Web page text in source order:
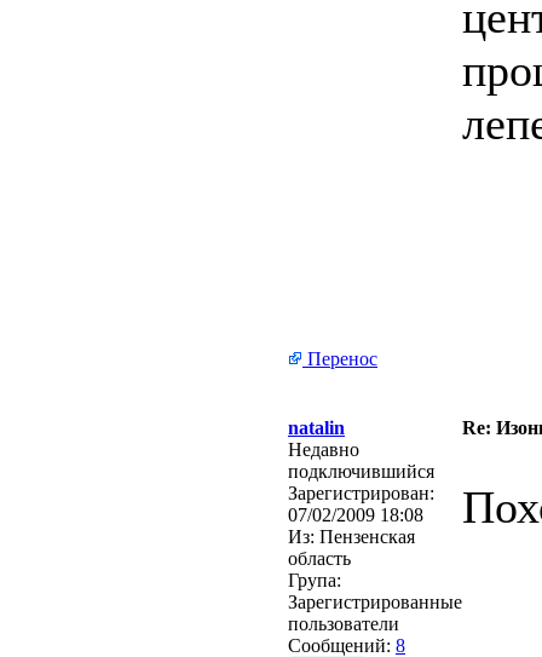
Перенос
natalin
Re:
Недавно
подключившийся
Зарегистрирован:
07/02/2009 18:08
Из: Пензенская
область
Група:
Зарегистрированные
пользователи
Сообщений: 8